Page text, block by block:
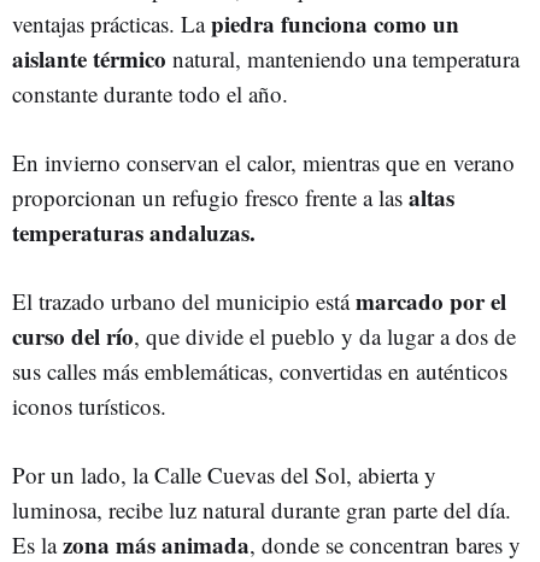
ventajas prácticas. Lapiedra funciona como un
aislante térmico natural, manteniendo una temperatura
constante durante todo el año.
En invierno conservan el calor, mientras que en verano
proporcionan un refugio fresco frente a las altas
temperaturas andaluzas.
El trazado urbano del municipio estámarcado por el
curso del río, que divide el pueblo y da lugar a dos de
sus calles más emblemáticas, convertidas en auténticos
iconos turísticos.
Por un lado, la Calle Cuevas del Sol, abierta y
luminosa, recibe luz natural durante gran parte del día.
Es lazona más animada, donde se concentran bares y